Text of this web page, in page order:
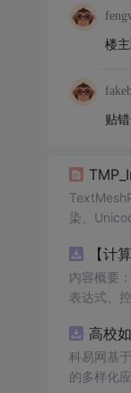
楼
贴
染、
通过异步
【计
内容概要
表达式、
程的学生，特别是准
②辅助教师出题
重点关注
高校
科易网基
的多样化